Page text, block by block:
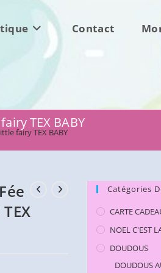
Contact
TEX BABY
fairy TEX BABY
Catégories
CARTE
NOEL C'EST
DOUDOUS
DOUDOUS